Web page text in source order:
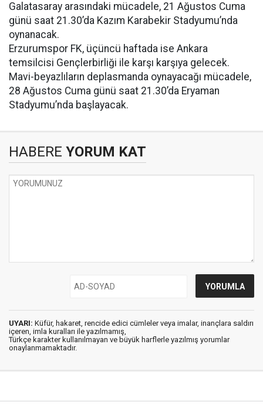
Galatasaray arasındaki mücadele, 21 Ağustos Cuma
günü saat 21.30’da Kazım Karabekir Stadyumu’nda
oynanacak.
Erzurumspor FK, üçüncü haftada ise Ankara
temsilcisi Gençlerbirliği ile karşı karşıya gelecek.
Mavi-beyazlıların deplasmanda oynayacağı mücadele,
28 Ağustos Cuma günü saat 21.30’da Eryaman
Stadyumu’nda başlayacak.
HABERE YORUM KAT
UYARI: Küfür, hakaret, rencide edici cümleler veya imalar, inançlara saldırı
içeren, imla kuralları ile yazılmamış,
Türkçe karakter kullanılmayan ve büyük harflerle yazılmış yorumlar
onaylanmamaktadır.